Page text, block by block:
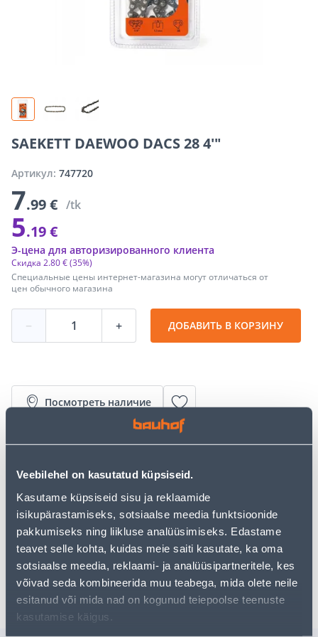
Veebilehel on kasutatud küpsiseid.
Kasutame küpsiseid sisu ja reklaamide
isikupärastamiseks, sotsiaalse meedia funktsioonide
pakkumiseks ning liikluse analüüsimiseks. Edastame
teavet selle kohta, kuidas meie saiti kasutate, ka oma
sotsiaalse meedia, reklaami- ja analüüsipartneritele, kes
võivad seda kombineerida muu teabega, mida olete neile
esitanud või mida nad on kogunud teiepoolse teenuste
kasutamise käigus.
SAEKETT DAEWOO DACS 28 4'"
Артикул: 747720
7.99 € /tk
5.19 €
Специальные цены интернет-магазина могут отличаться от
цен обычного магазина
Скидка 2.80 €(35%)
Э-цена для авторизированного клиента
− + ДОБАВИТЬ В КОРЗИНУ
Посмотреть наличие
• Ühildub Daewoo DACS 416Li kettsaega.
• 14-päevane tagastusõigus.
Предполагаемая доставка 3,69 € от 2-5 tööpäeva
Посылочный автомат от 2,29 € с 2-5 tööpäeva
Забрать в магазине, с 06.08.2026